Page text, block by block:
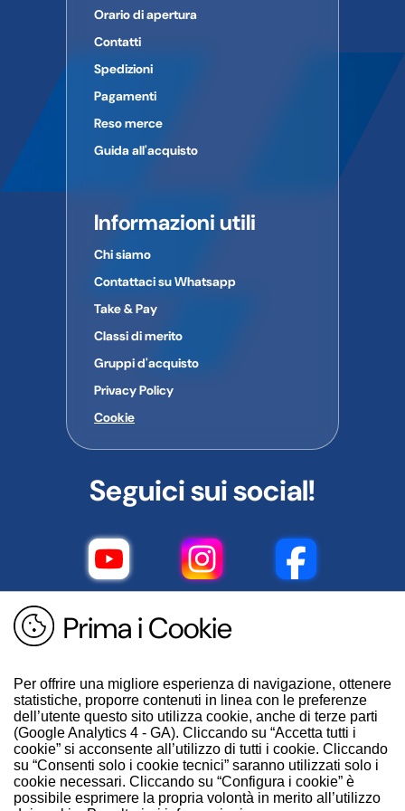
Prima i Cookie
Per offrire una migliore esperienza di navigazione, ottenere
statistiche, proporre contenuti in linea con le preferenze
dell’utente questo sito utilizza cookie, anche di terze parti
(Google Analytics 4 - GA). Cliccando su “Accetta tutti i
cookie” si acconsente all’utilizzo di tutti i cookie. Cliccando
su “Consenti solo i cookie tecnici” saranno utilizzati solo i
cookie necessari. Cliccando su “Configura i cookie” è
possibile esprimere la propria volontà in merito all’utilizzo
Orario di apertura
Contatti
Spedizioni
Pagamenti
Reso merce
Guida all'acquisto
Informazioni utili
Chi siamo
Contattaci su Whatsapp
Take & Pay
Classi di merito
Gruppi d'acquisto
Privacy Policy
Cookie
Seguici sui social!